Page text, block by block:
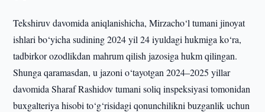
Tekshiruv davomida aniqlanishicha, Mirzacho‘l tumani jinoyat
ishlari bo‘yicha sudining 2024 yil 24 iyuldagi hukmiga ko‘ra,
tadbirkor ozodlikdan mahrum qilish jazosiga hukm qilingan.
Shunga qaramasdan, u jazoni o‘tayotgan 2024–2025 yillar
davomida Sharaf Rashidov tumani soliq inspeksiyasi tomonidan
buxgalteriya hisobi to‘g‘risidagi qonunchilikni buzganlik uchun